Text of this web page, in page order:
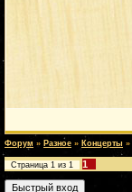
Форум » Разное » Концерты »
Страница 1 из 1 1